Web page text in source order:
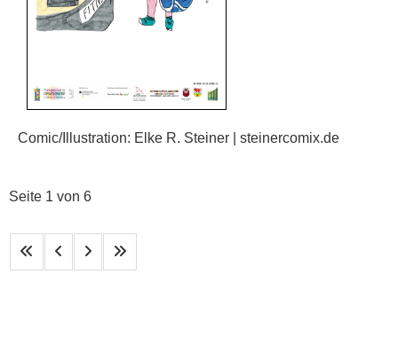
Comic/Illustration: Elke R. Steiner | steinercomix.de
Seite 1 von 6